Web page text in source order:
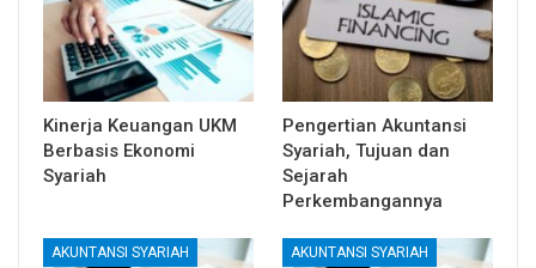
Kinerja Keuangan UKM
Berbasis Ekonomi
Syariah
Pengertian Akuntansi
Syariah, Tujuan dan
Sejarah
Perkembangannya
AKUNTANSI SYARIAH AKUNTANSI SYARIAH